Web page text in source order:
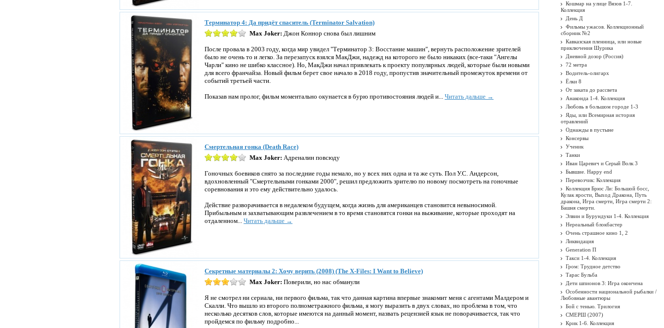
Терминатор 4: Да придёт спаситель (Terminator Salvation)
Max Joker: Джон Коннор снова был лишним
После провала в 2003 году, когда мир увидел "Терминатор 3: Восстание машин", вернуть расположение зрителей
было не очень то и легко. За перезапуск взялся МакДжи, надежд на которого не было никаких (все-таки "Ангелы
Чарли" кино не шибко классное). Но, МакДжи начал привлекать к проекту популярных людей, которые были новыми
для всего франчайза. Новый фильм берет свое начало в 2018 году, пропустив значительный промежуток времени от
событий третьей части.
Показав нам пролог, фильм моментально окунается в бурю противостояния людей и... Читать дальше →
Смертельная гонка (Death Race)
Max Joker: Адреналин повсюду
Гоночных боевиков снято за последние годы немало, но у всех них одна и та же суть. Пол У.С. Андерсон,
вдохновленный "Смертельными гонками 2000", решил предложить зрителю по новому посмотреть на гоночные
соревнования и это ему действительно удалось.
Действие разворачивается в недалеком будущем, когда жизнь для американцев становится невыносимой.
Прибыльным и захватывающим развлечением в то время становятся гонки на выживание, которые проходят на
отдаленном... Читать дальше →
Секретные материалы 2: Хочу верить (2008) (The X-Files: I Want to Believe)
Max Joker: Поверили, но нас обманули
Я не смотрел ни сериала, ни первого фильма, так что данная картина впервые знакомит меня с агентами Малдером и
Скалли. Что вышло из второго полнометражного фильма, я могу выразить в двух словах, но проблема в том, что
несколько десятков слов, которые имеются на данный момент, назвать рецензией язык не поворачивается, так что
пройдемся по фильму подробно...
Кошмар на улице Вязов 1-7.
Коллекция
День Д
Фильмы ужасов. Коллекционный
сборник №2
Кавказская пленница, или новые
приключения Шурика
Дневной дозор (Россия)
72 метра
Водитель-олигарх
Ёлки 8
От заката до рассвета
Анаконда 1-4. Коллекция
Любовь в большом городе 1-3
Яды, или Всемирная история
отравлений
Однажды в пустыне
Консервы
Ученик
Танки
Иван Царевич и Серый Волк 3
Бывшие. Happy end
Перевозчик: Коллекция
Коллекция Брюс Ли: Большой босс,
Кулак ярости, Выход Дракона, Путь
дракона, Игра смерти, Игра смерти 2:
Башня смерти.
Элвин и Бурундуки 1-4. Коллекция
Нереальный блокбастер
Очень страшное кино 1, 2
Ликвидация
Generation П
Такси 1-4. Коллекция
Гром: Трудное детство
Тарас Бульба
Дети шпионов 3: Игра окончена
Особенности национальной рыбалки /
Любовные авантюры
Бой с тенью. Трилогия
СМЕРШ (2007)
Крик 1-6. Коллекция